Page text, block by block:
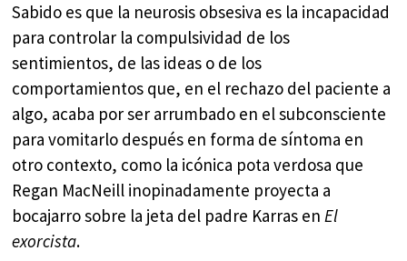
Sabido es que la neurosis obsesiva es la incapacidad
para controlar la compulsividad de los
sentimientos, de las ideas o de los
comportamientos que, en el rechazo del paciente a
algo, acaba por ser arrumbado en el subconsciente
para vomitarlo después en forma de síntoma en
otro contexto, como la icónica pota verdosa que
Regan MacNeill inopinadamente proyecta a
bocajarro sobre la jeta del padre Karras enEl
exorcista.